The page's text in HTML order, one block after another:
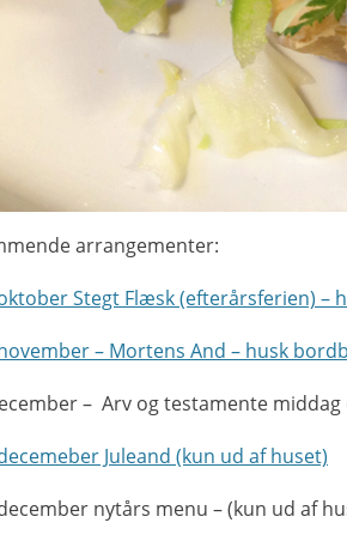
arrangementer:
Stegt Flæsk (efterårsferien) –
– Mortens And – husk
– Arv og testamente
Juleand (kun ud af huset)
nytårs menu – (kun ud af